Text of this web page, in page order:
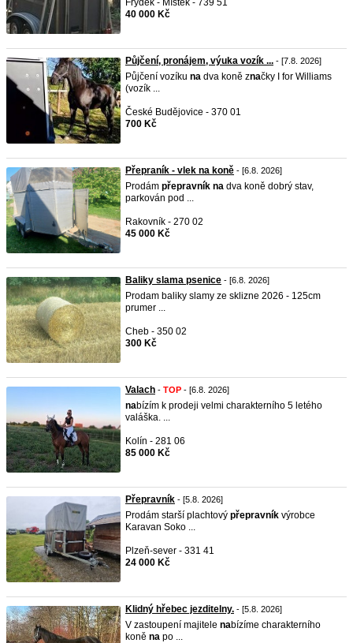
Frýdek - Místek - 739 51
40 000 Kč
Půjčení, pronájem, výuka vozík ... - [7.8. 2026]
Půjčení vozíku na dva koně značky I for Williams
(vozík ...
České Budějovice - 370 01
700 Kč
Přepraník - vlek na koně - [6.8. 2026]
Prodám přepravník na dva koně dobrý stav,
parkován pod ...
Rakovník - 270 02
45 000 Kč
Baliky slama psenice - [6.8. 2026]
Prodam baliky slamy ze sklizne 2026 - 125cm
prumer ...
Cheb - 350 02
300 Kč
Valach - TOP - [6.8. 2026]
nabízím k prodeji velmi charakterního 5 letého
valáška. ...
Kolín - 281 06
85 000 Kč
Přepravník - [5.8. 2026]
Prodám starší plachtový přepravník výrobce
Karavan Soko ...
Plzeň-sever - 331 41
24 000 Kč
Klidný hřebec jezditelny. - [5.8. 2026]
V zastoupení majitele nabízíme charakterního
koně na po ...